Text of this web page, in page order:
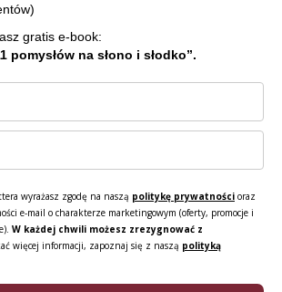
gratis e-book:
pomysłów na słono i słodko”.
wyrażasz zgodę na naszą politykę prywatności oraz
e-mail o charakterze marketingowym (oferty, promocje i
W każdej chwili możesz zrezygnować z
więcej informacji, zapoznaj się z naszą polityką